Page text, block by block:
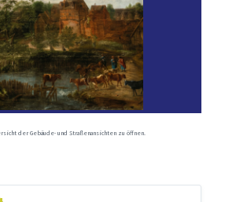
der Gebäude- und Straßenansichten zu öffnen.